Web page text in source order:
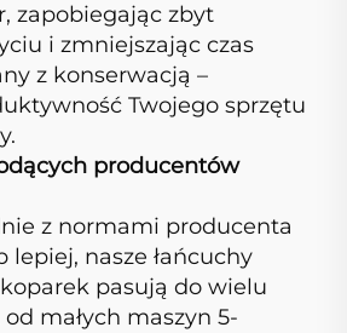
zapobiegając zbyt
i zmniejszając czas
z konserwacją –
Twojego sprzętu
producentów
z normami producenta
nasze łańcuchy
pasują do wielu
małych maszyn 5-